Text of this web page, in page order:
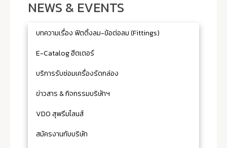
NEWS & EVENTS
บทความเรื่อง ฟิตติ้งลม-ข้อต่อลม (Fittings)
E-Catalog ฮีตเตอร์
บริการรับซ่อมเครื่องรัดกล่อง
ข่าวสาร & กิจกรรมบริษัทฯ
VDO สุพรีมไลนส์
สมัครงานกับบริษัท